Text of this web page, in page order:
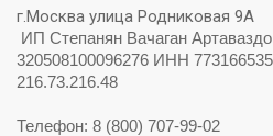
г.Москва улица Родниковая 9А
ИП Степанян Вачаган
320508100096276 ИНН
216.73.216.48
Телефон: 8 (800) 707-99-02